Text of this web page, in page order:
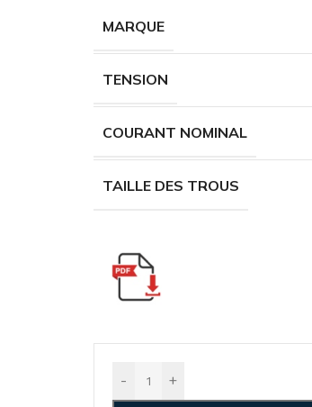
MARQUE
TENSION
COURANT NOMINAL
TAILLE DES TROUS
- +